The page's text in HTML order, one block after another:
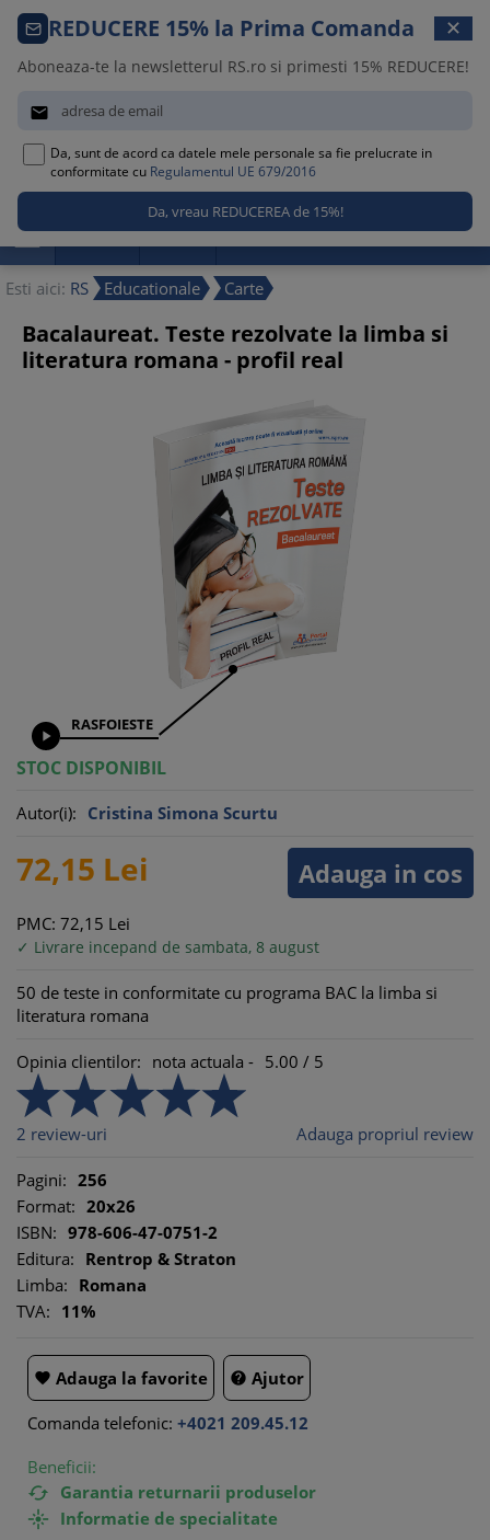
Comanda telefonica · 021 209 45 12

 Promotii Noutati Reduceri
Esti aici: RS Educationale Carte
REDUCERE 15% la Prima Comanda ✕
Aboneaza-te la newsletterul RS.ro si primesti 15% REDUCERE!

Da, sunt de acord ca datele mele personale sa fie prelucrate in
conformitate cu Regulamentul UE 679/2016
Bacalaureat. Teste rezolvate la limba si
literatura romana - profil real

RASFOIESTE
STOC DISPONIBIL
Autor(i): Cristina Simona Scurtu
Adauga in cos
72,15 Lei
PMC: 72,15 Lei
✓ Livrare incepand de sambata, 8 august
50 de teste in conformitate cu programa BAC la limba si
literatura romana
Opinia clientilor: nota actuala - 5.00 / 5
2 review-uri Adauga propriul review
Pagini: 256
Format: 20x26
ISBN: 978-606-47-0751-2
Editura: Rentrop & Straton
Limba: Romana
TVA: 11%
 Adauga la favorite  Ajutor
Comanda telefonic: +4021 209.45.12
Beneficii:
 Garantia returnarii produselor
 Informatie de specialitate